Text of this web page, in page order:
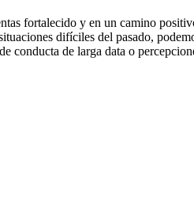
fortalecido y en un camino
difíciles del pasado,
conducta de larga data o